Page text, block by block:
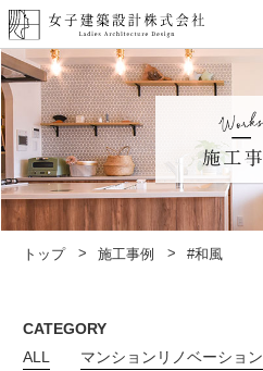
トップ 施工事例 #和風
CATEGORY
ALL
マンションリノベーション